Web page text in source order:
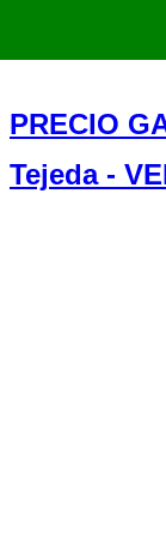
PRECIO
Tejeda -